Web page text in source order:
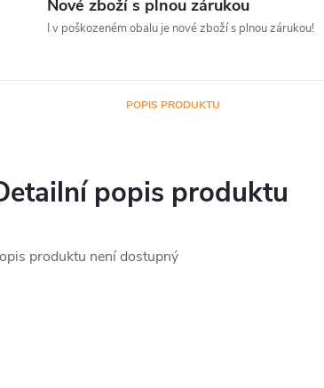
Nové zboží s plnou zárukou
I v poškozeném obalu je nové zboží s plnou zárukou!
POPIS PRODUKTU
popis produktu
produktu není dostupný